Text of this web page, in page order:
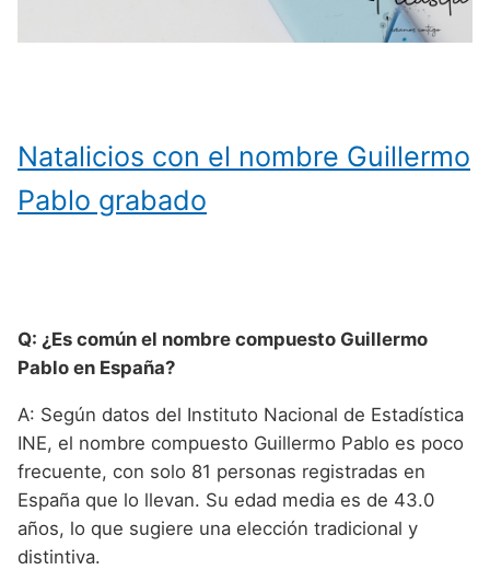
Natalicios con el nombre Guillermo
Pablo grabado
Q: ¿Es común el nombre compuesto Guillermo
Pablo en España?
A: Según datos del Instituto Nacional de Estadística
INE, el nombre compuesto Guillermo Pablo es poco
frecuente, con solo 81 personas registradas en
España que lo llevan. Su edad media es de 43.0
años, lo que sugiere una elección tradicional y
distintiva.